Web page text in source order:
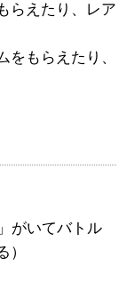
らえたり、レア
をもらえたり、
がいてバトル